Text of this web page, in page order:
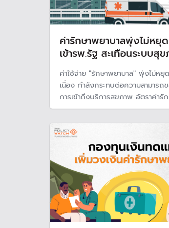
ค่ารักษาพยาบาลพุ่งไม่หยุ
เข้ารพ.รัฐ สะเทือนระบบสุ
ค่าใช้จ่าย "รักษาพยาบาล" พุ่งไม่ห
เนื่อง กำลังกระทบต่อความสามารถ
การเข้าถึงบริการสุขภาพ อัตราค่ารั
ไทยขยับขึ้นใกล้เคียงทั่วโลก จับตา
พยาบาลของรัฐ